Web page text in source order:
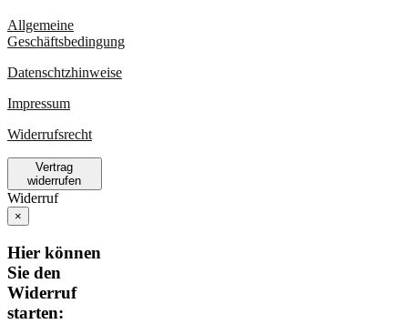
Allgemeine
Geschäftsbedingung
Datenschtzhinweise
Impressum
Widerrufsrecht
Vertrag
widerrufen
Widerruf
×
Hier können
Sie den
Widerruf
starten: